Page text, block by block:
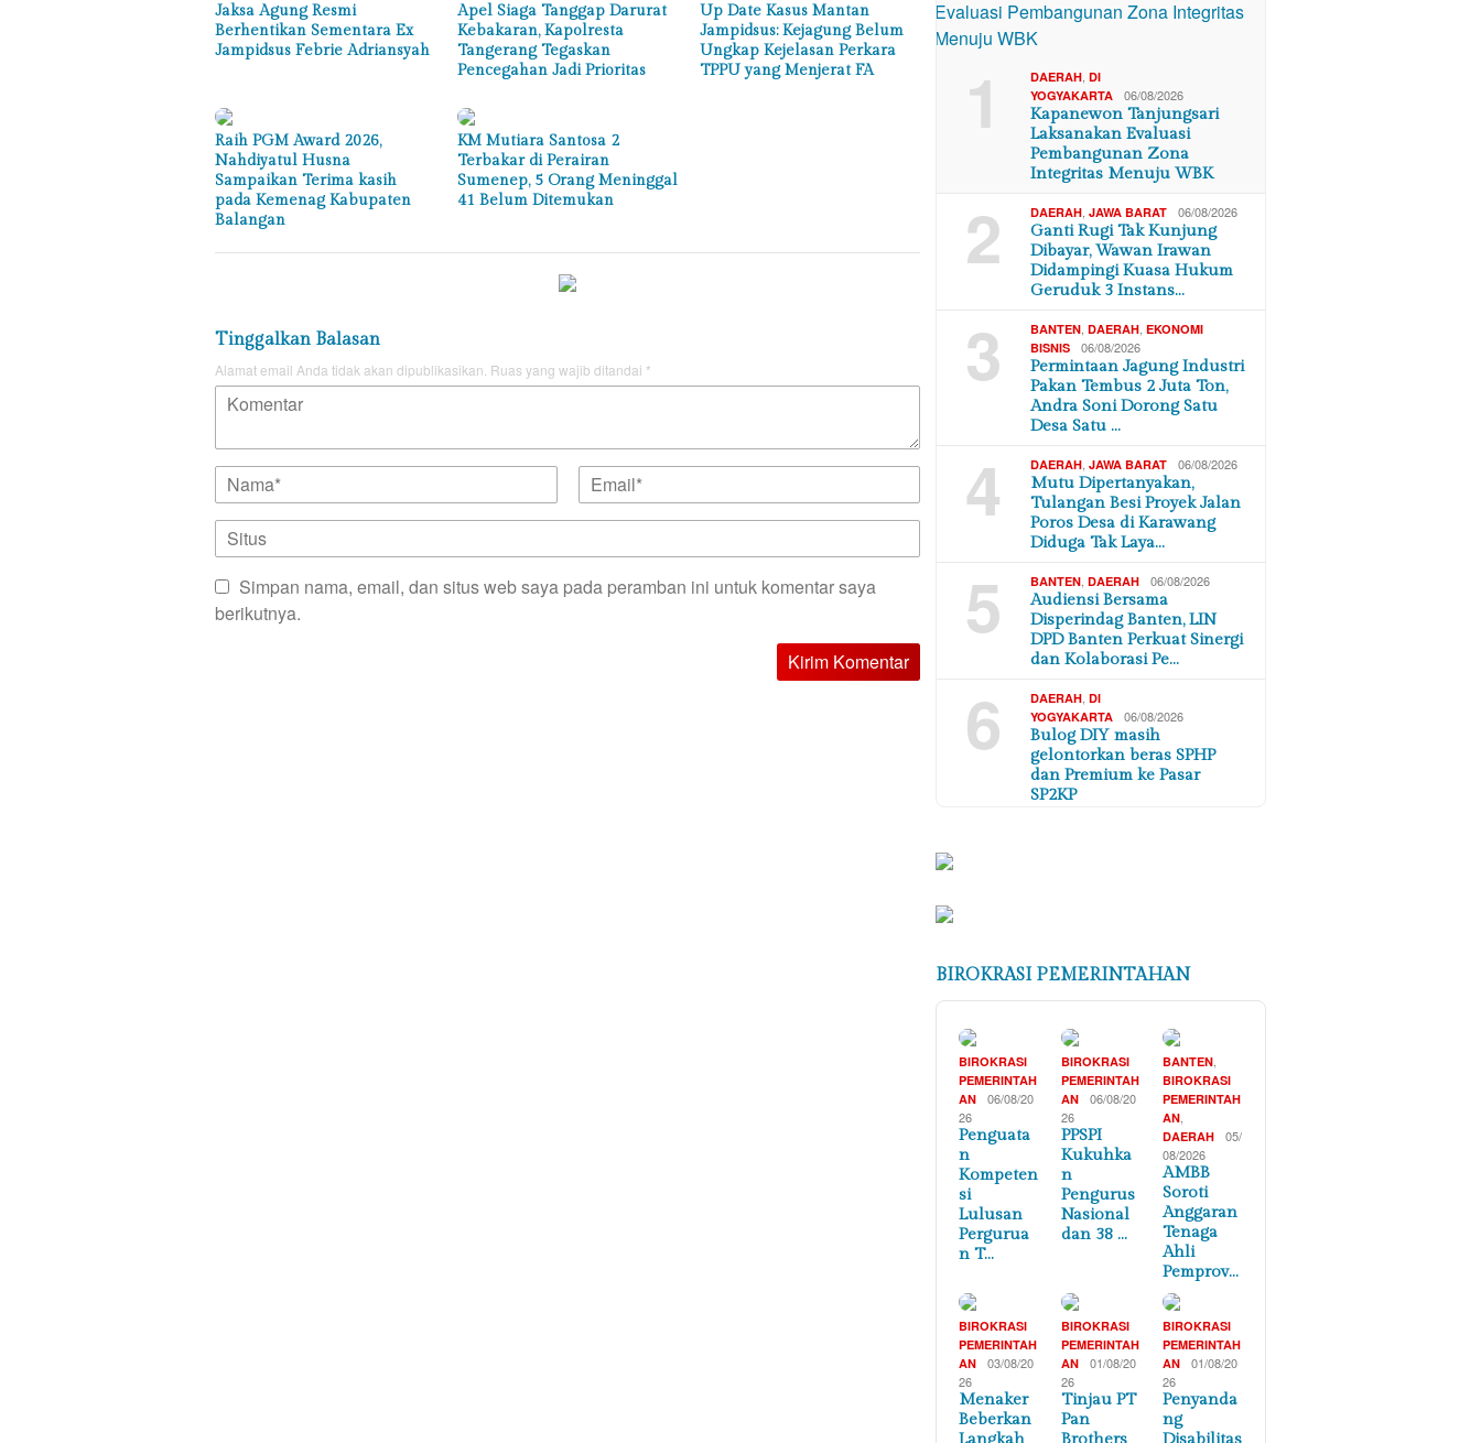
Jaksa Agung Resmi
Berhentikan Sementara Ex
Jampidsus Febrie Adriansyah
Apel Siaga Tanggap Darurat
Kebakaran, Kapolresta
Tangerang Tegaskan
Pencegahan Jadi Prioritas
Up Date Kasus Mantan
Jampidsus: Kejagung Belum
Ungkap Kejelasan Perkara
TPPU yang Menjerat FA
Raih PGM Award 2026,
Nahdiyatul Husna
Sampaikan Terima kasih
pada Kemenag Kabupaten
Balangan
KM Mutiara Santosa 2
Terbakar di Perairan
Sumenep, 5 Orang Meninggal
41 Belum Ditemukan
Tinggalkan Balasan
Alamat email Anda tidak akan dipublikasikan. Ruas yang wajib ditandai *
Simpan nama, email, dan situs web saya pada peramban ini untuk komentar saya
berikutnya.
1 DAERAH ,DI
YOGYAKARTA
06/08/2026
Kapanewon Tanjungsari
Laksanakan Evaluasi
Pembangunan Zona
Integritas Menuju WBK
2 DAERAH ,JAWA BARAT 06/08/2026
Ganti Rugi Tak Kunjung
Dibayar, Wawan Irawan
Didampingi Kuasa Hukum
Geruduk 3 Instans…
3 BANTEN ,DAERAH ,EKONOMI
BISNIS
06/08/2026
Permintaan Jagung Industri
Pakan Tembus 2 Juta Ton,
Andra Soni Dorong Satu
Desa Satu …
4 DAERAH ,JAWA BARAT 06/08/2026
Mutu Dipertanyakan,
Tulangan Besi Proyek Jalan
Poros Desa di Karawang
Diduga Tak Laya…
5 BANTEN ,DAERAH 06/08/2026
Audiensi Bersama
Disperindag Banten, LIN
DPD Banten Perkuat Sinergi
dan Kolaborasi Pe…
6 DAERAH ,DI
YOGYAKARTA
06/08/2026
Bulog DIY masih
gelontorkan beras SPHP
dan Premium ke Pasar
SP2KP
BIROKRASI PEMERINTAHAN
BIROKRASI
PEMERINTAH
AN
06/08/20
26
Penguata
n
Kompeten
si
Lulusan
Pergurua
n T…
BIROKRASI
PEMERINTAH
AN
06/08/20
26
PPSPI
Kukuhka
n
Pengurus
Nasional
dan 38 …
BANTEN
BIROKRASI
PEMERINTAH
AN
DAERAH
05/
08/2026
AMBB
Soroti
Anggaran
Tenaga
Ahli
Pemprov…
BIROKRASI
PEMERINTAH
AN
03/08/20
26
Menaker
Beberkan
Langkah
BIROKRASI
PEMERINTAH
AN
01/08/20
26
Tinjau PT
Pan
Brothers
BIROKRASI
PEMERINTAH
AN
01/08/20
26
Penyanda
ng
Disabilitas